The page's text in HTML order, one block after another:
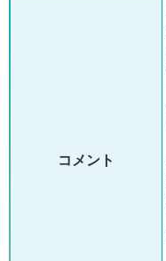
コメント